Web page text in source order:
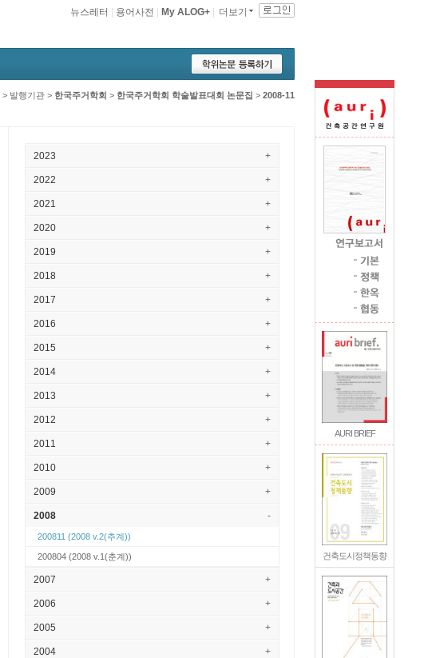
AURI BRIEF
건축도시정책동향
더보기
My ALOG+
용어사전
뉴스레터
> 발행기관 > 한국주거학회 > 한국주거학회 학술발표대회 논문집 > 2008-11
2023 +
2022 +
2021 +
2020 +
2019 +
2018 +
2017 +
2016 +
2015 +
2014 +
2013 +
2012 +
2011 +
2010 +
2009 +
2008 -
200811 (2008 v.2(추계))
200804 (2008 v.1(춘계))
2007 +
2006 +
2005 +
2004 +